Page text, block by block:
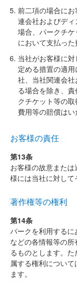
前二項の場合に
連会社およびデ
場合、パークチ
において支払った
当社がお客様に
定める措置の適
社、当社関連会
る場合を除き、
クチケット等の
費用等の賠償はい
お客様の責任
第13条
お客様の故意また
様には当社に対して
著作権等の権利
第14条
パークを利用する
などの各情報等の
るものとします。
属する権利につい
ます。